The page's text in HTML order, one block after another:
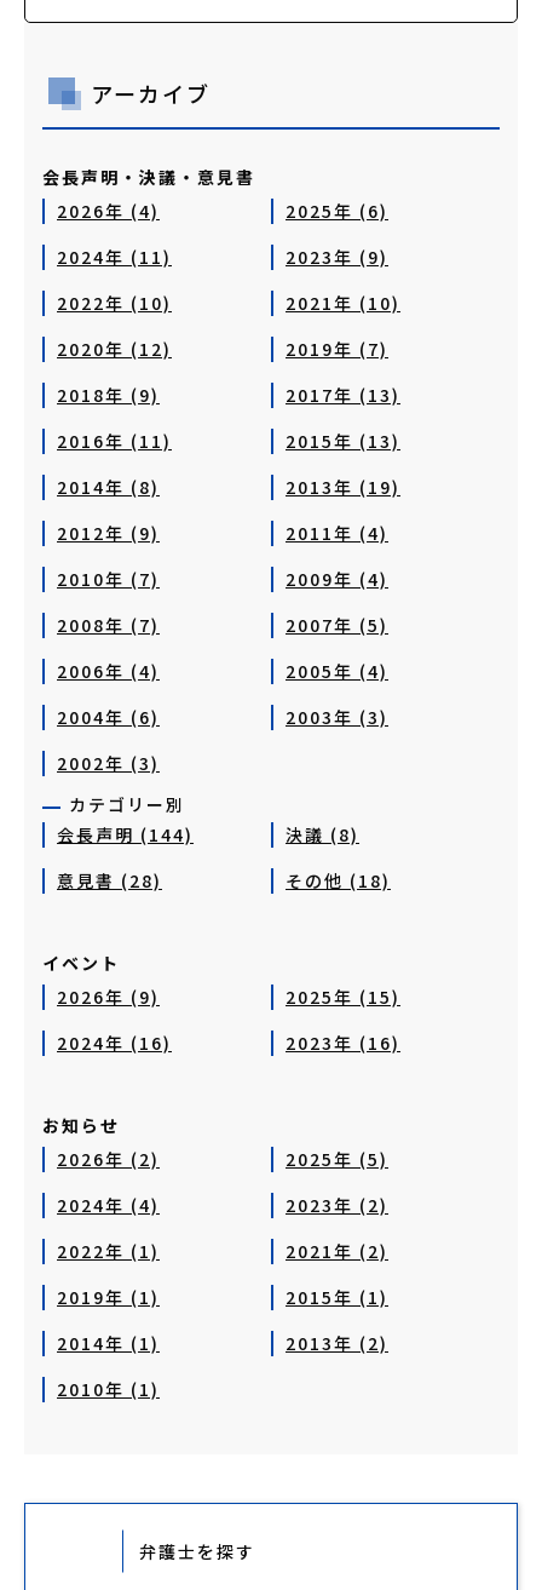
アーカイブ
会長声明・決議・意見書
2026年 (4)
2025年 (6)
2024年 (11)
2023年 (9)
2022年 (10)
2021年 (10)
2020年 (12)
2019年 (7)
2018年 (9)
2017年 (13)
2016年 (11)
2015年 (13)
2014年 (8)
2013年 (19)
2012年 (9)
2011年 (4)
2010年 (7)
2009年 (4)
2008年 (7)
2007年 (5)
2006年 (4)
2005年 (4)
2004年 (6)
2003年 (3)
2002年 (3)
カテゴリー別
会長声明 (144)
決議 (8)
意見書 (28)
その他 (18)
イベント
2026年 (9)
2025年 (15)
2024年 (16)
2023年 (16)
お知らせ
2026年 (2)
2025年 (5)
2024年 (4)
2023年 (2)
2022年 (1)
2021年 (2)
2019年 (1)
2015年 (1)
2014年 (1)
2013年 (2)
2010年 (1)
弁護士を探す